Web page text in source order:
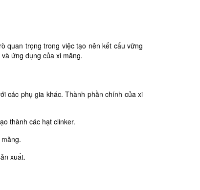
quan trọng trong việc tạo nên kết cấu vững
ứng dụng của xi măng.
các phụ gia khác. Thành phần chính của xi
thành các hạt clinker.​
xuất.​